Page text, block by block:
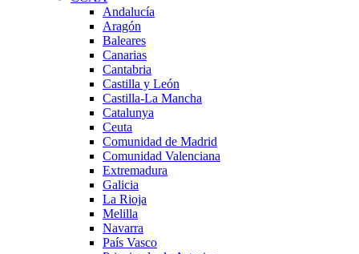
Andalucía
Aragón
Baleares
Canarias
Cantabria
Castilla y León
Castilla-La Mancha
Catalunya
Ceuta
Comunidad de Madrid
Comunidad Valenciana
Extremadura
Galicia
La Rioja
Melilla
Navarra
País Vasco